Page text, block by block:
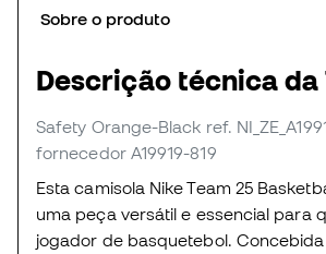
Sobre o produto
Descrição técnica da
Safety Orange-Black ref.
fornecedor A19919-819
Esta camisola Nike Team 25
uma peça versátil e essencial para
jogador de basquetebol.